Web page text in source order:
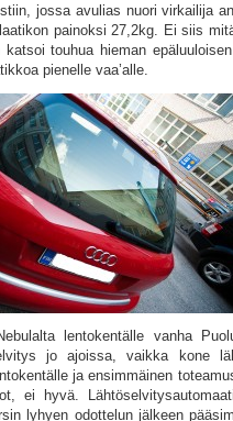
jossa avulias nuori virkailija
painoksi 27,2kg. Ei siis
touhua hieman
pienelle vaa’alle.
lentokentälle vanha
jo ajoissa, vaikka kone
ja ensimmäinen
ei hyvä.
lyhyen odottelun jälkeen